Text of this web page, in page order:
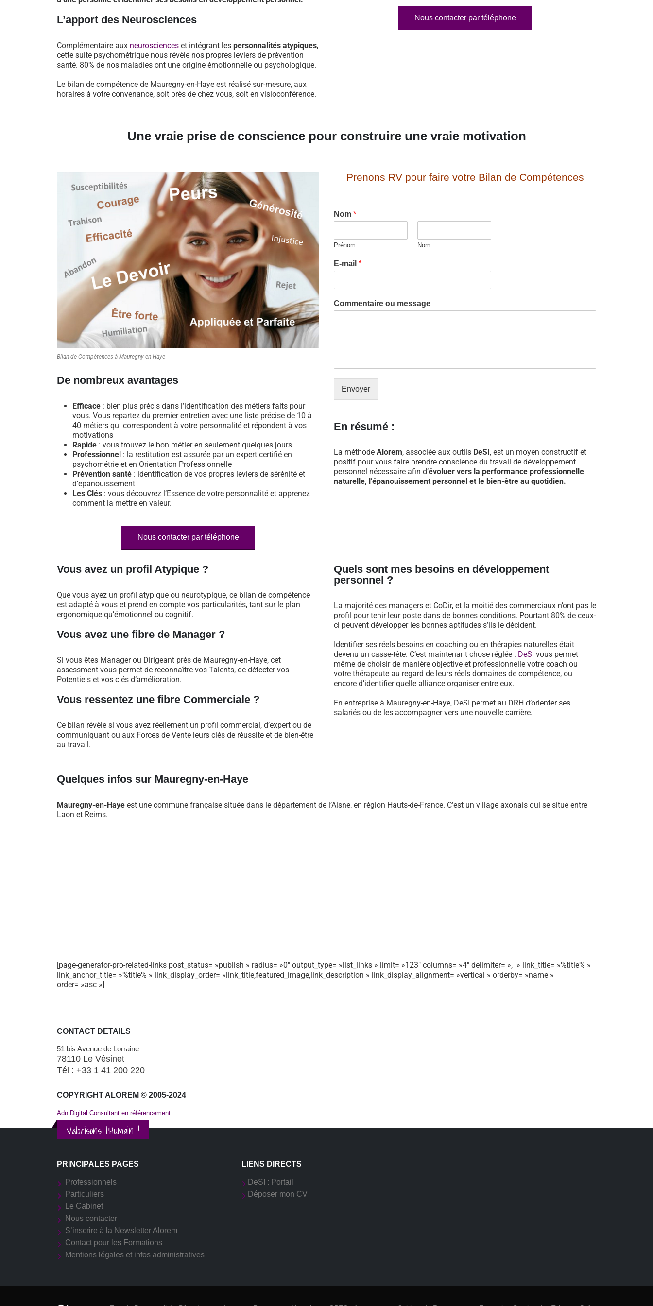
L’apport des Neurosciences
Complémentaire aux neurosciences et intégrant les personnalités atypiques,
cette suite psychométrique nous révèle nos propres leviers de prévention
santé. 80% de nos maladies ont une origine émotionnelle ou psychologique.
Le bilan de compétence de Mauregny-en-Haye est réalisé sur-mesure, aux
horaires à votre convenance, soit près de chez vous, soit en visioconférence.
Nous contacter par téléphone
Une vraie prise de conscience pour construire une vraie motivation
Bilan de Compétences à Mauregny-en-Haye
De nombreux avantages
Efficace : bien plus précis dans l’identification des métiers faits pour
vous. Vous repartez du premier entretien avec une liste précise de 10 à
40 métiers qui correspondent à votre personnalité et répondent à vos
motivations
Rapide : vous trouvez le bon métier en seulement quelques jours
Professionnel : la restitution est assurée par un expert certifié en
psychométrie et en Orientation Professionnelle
Prévention santé : identification de vos propres leviers de sérénité et
d’épanouissement
Les Clés : vous découvrez l’Essence de votre personnalité et apprenez
comment la mettre en valeur.
Nous contacter par téléphone
Prenons RV pour faire votre Bilan de Compétences
Nom *
Prénom Nom
E-mail *
Commentaire ou message
Envoyer
En résumé :
La méthode Alorem, associée aux outils DeSI, est un moyen constructif et
positif pour vous faire prendre conscience du travail de développement
personnel nécessaire afin d’évoluer vers la performance professionnelle
naturelle, l’épanouissement personnel et le bien-être au quotidien.
Vous avez un profil Atypique ?
Que vous ayez un profil atypique ou neurotypique, ce bilan de compétence
est adapté à vous et prend en compte vos particularités, tant sur le plan
ergonomique qu’émotionnel ou cognitif.
Vous avez une fibre de Manager ?
Si vous êtes Manager ou Dirigeant près de Mauregny-en-Haye, cet
assessment vous permet de reconnaître vos Talents, de détecter vos
Potentiels et vos clés d’amélioration.
Vous ressentez une fibre Commerciale ?
Ce bilan révèle si vous avez réellement un profil commercial, d’expert ou de
communiquant ou aux Forces de Vente leurs clés de réussite et de bien-être
au travail.
Quels sont mes besoins en développement
personnel ?
La majorité des managers et CoDir, et la moitié des commerciaux n’ont pas le
profil pour tenir leur poste dans de bonnes conditions. Pourtant 80% de ceux-
ci peuvent développer les bonnes aptitudes s’ils le décident.
Identifier ses réels besoins en coaching ou en thérapies naturelles était
devenu un casse-tête. C’est maintenant chose réglée : DeSI vous permet
même de choisir de manière objective et professionnelle votre coach ou
votre thérapeute au regard de leurs réels domaines de compétence, ou
encore d’identifier quelle alliance organiser entre eux.
En entreprise à Mauregny-en-Haye, DeSI permet au DRH d’orienter ses
salariés ou de les accompagner vers une nouvelle carrière.
Quelques infos sur Mauregny-en-Haye
Mauregny-en-Haye est une commune française située dans le département de l’Aisne, en région Hauts-de-France. C’est un village axonais qui se situe entre
Laon et Reims.
[page-generator-pro-related-links post_status= »publish » radius= »0″ output_type= »list_links » limit= »123″ columns= »4″ delimiter= », » link_title= »%title% »
link_anchor_title= »%title% » link_display_order= »link_title,featured_image,link_description » link_display_alignment= »vertical » orderby= »name »
order= »asc »]
CONTACT DETAILS
51 bis Avenue de Lorraine
78110 Le Vésinet
Tél : +33 1 41 200 220
COPYRIGHT ALOREM © 2005-2024
Adn Digital Consultant en référencement
Valorisons l'Humain !
PRINCIPALES PAGES
Professionnels
Particuliers
Le Cabinet
Nous contacter
S’inscrire à la Newsletter Alorem
Contact pour les Formations
Mentions légales et infos administratives
LIENS DIRECTS
DeSI : Portail
Déposer mon CV